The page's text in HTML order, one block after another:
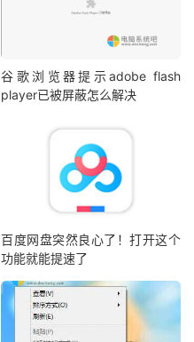
谷歌浏览器提示adobe flash
player已被屏蔽怎么解决
百度网盘突然良心了！打开这个
功能就能提速了